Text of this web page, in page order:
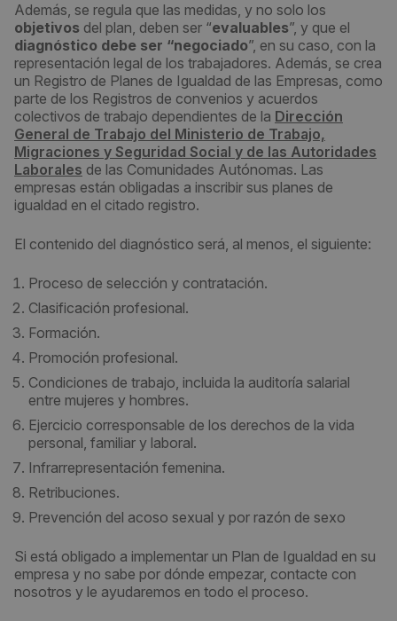
Además, se regula que las medidas, y no solo los
objetivos del plan, deben ser “evaluables”, y que el
diagnóstico debe ser “negociado”, en su caso, con la
representación legal de los trabajadores. Además, se crea
un Registro de Planes de Igualdad de las Empresas, como
parte de los Registros de convenios y acuerdos
colectivos de trabajo dependientes de la Dirección
General de Trabajo del Ministerio de Trabajo,
Migraciones y Seguridad Social y de las Autoridades
Laborales de las Comunidades Autónomas. Las
empresas están obligadas a inscribir sus planes de
igualdad en el citado registro.
El contenido del diagnóstico será, al menos, el siguiente:
Proceso de selección y contratación.
Clasificación profesional.
Formación.
Promoción profesional.
Condiciones de trabajo, incluida la auditoría salarial
entre mujeres y hombres.
Ejercicio corresponsable de los derechos de la vida
personal, familiar y laboral.
Infrarrepresentación femenina.
Retribuciones.
Prevención del acoso sexual y por razón de sexo
Si está obligado a implementar un Plan de Igualdad en su
empresa y no sabe por dónde empezar, contacte con
nosotros y le ayudaremos en todo el proceso.